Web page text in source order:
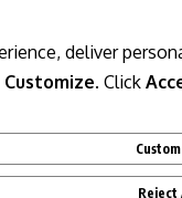
deliver
Customize. Click
Reject